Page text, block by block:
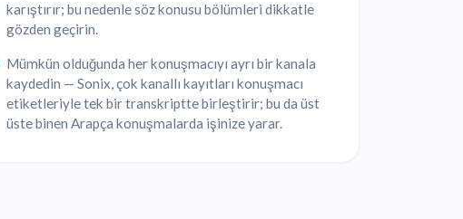
karıştırır; bu nedenle söz konusu bölümleri dikkatle
gözden geçirin.
Mümkün olduğunda her konuşmacıyı ayrı bir kanala
kaydedin — Sonix, çok kanallı kayıtları konuşmacı
etiketleriyle tek bir transkriptte birleştirir; bu da üst
üste binen Arapça konuşmalarda işinize yarar.